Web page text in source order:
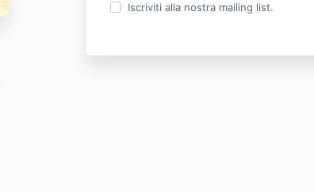
Iscriviti alla nostra mailing list.